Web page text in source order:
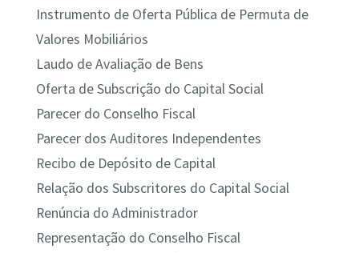
Instrumento de Oferta Pública de Permuta de
Valores Mobiliários
Laudo de Avaliação de Bens
Oferta de Subscrição do Capital Social
Parecer do Conselho Fiscal
Parecer dos Auditores Independentes
Recibo de Depósito de Capital
Relação dos Subscritores do Capital Social
Renúncia do Administrador
Representação do Conselho Fiscal